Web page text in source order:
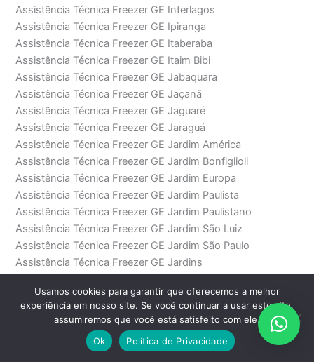
Assistência Técnica Freezer GE Interlagos
Assistência Técnica Freezer GE Ipiranga
Assistência Técnica Freezer GE Itaberaba
Assistência Técnica Freezer GE Itaim Bibi
Assistência Técnica Freezer GE Jabaquara
Assistência Técnica Freezer GE Jaçanã
Assistência Técnica Freezer GE Jaguaré
Assistência Técnica Freezer GE Jaraguá
Assistência Técnica Freezer GE Jardim América
Assistência Técnica Freezer GE Jardim Bonfiglioli
Assistência Técnica Freezer GE Jardim Europa
Assistência Técnica Freezer GE Jardim Paulista
Assistência Técnica Freezer GE Jardim Paulistano
Assistência Técnica Freezer GE Jardim São Luiz
Assistência Técnica Freezer GE Jardim São Paulo
Assistência Técnica Freezer GE Jardins
Assistência Técnica Freezer GE Lapa de Baixo
Assistência Técnica Freezer GE Largo Treze
Assistência Técnica Freezer GE Lauzane Paulista
Assistência Técnica Freezer GE Liberdade
Usamos cookies para garantir que oferecemos a melhor
experiência em nosso site. Se você continuar a usar este site,
assumiremos que você está satisfeito com ele.
Ok
Política de Privacidade